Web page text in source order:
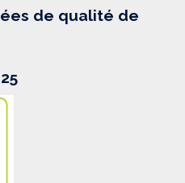
de qualité de